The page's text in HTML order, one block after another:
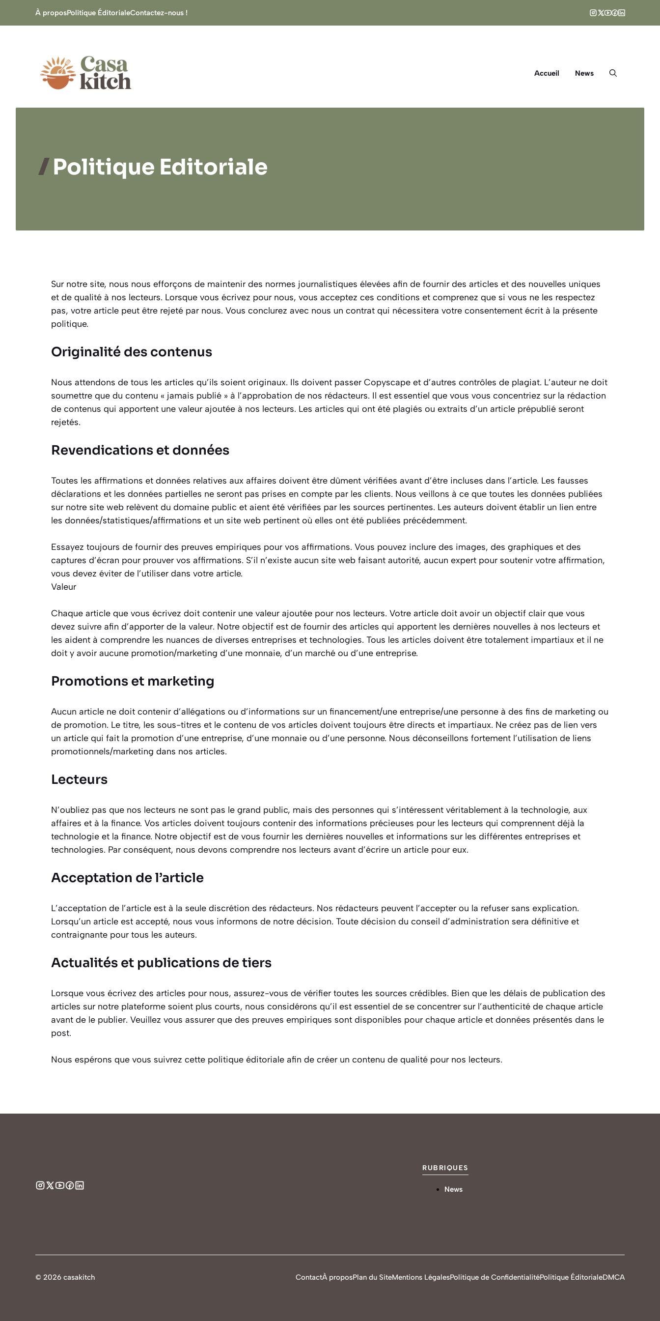
À proposPolitique ÉditorialeContactez-nous !
Accueil News
Politique Editoriale
Sur notre site, nous nous efforçons de maintenir des normes journalistiques élevées afin de fournir des articles et des nouvelles uniques
et de qualité à nos lecteurs. Lorsque vous écrivez pour nous, vous acceptez ces conditions et comprenez que si vous ne les respectez
pas, votre article peut être rejeté par nous. Vous conclurez avec nous un contrat qui nécessitera votre consentement écrit à la présente
politique.
Originalité des contenus
Nous attendons de tous les articles qu’ils soient originaux. Ils doivent passer Copyscape et d’autres contrôles de plagiat. L’auteur ne doit
soumettre que du contenu « jamais publié » à l’approbation de nos rédacteurs. Il est essentiel que vous vous concentriez sur la rédaction
de contenus qui apportent une valeur ajoutée à nos lecteurs. Les articles qui ont été plagiés ou extraits d’un article prépublié seront
rejetés.
Revendications et données
Toutes les affirmations et données relatives aux affaires doivent être dûment vérifiées avant d’être incluses dans l’article. Les fausses
déclarations et les données partielles ne seront pas prises en compte par les clients. Nous veillons à ce que toutes les données publiées
sur notre site web relèvent du domaine public et aient été vérifiées par les sources pertinentes. Les auteurs doivent établir un lien entre
les données/statistiques/affirmations et un site web pertinent où elles ont été publiées précédemment.
Essayez toujours de fournir des preuves empiriques pour vos affirmations. Vous pouvez inclure des images, des graphiques et des
captures d’écran pour prouver vos affirmations. S’il n’existe aucun site web faisant autorité, aucun expert pour soutenir votre affirmation,
vous devez éviter de l’utiliser dans votre article.
Valeur
Chaque article que vous écrivez doit contenir une valeur ajoutée pour nos lecteurs. Votre article doit avoir un objectif clair que vous
devez suivre afin d’apporter de la valeur. Notre objectif est de fournir des articles qui apportent les dernières nouvelles à nos lecteurs et
les aident à comprendre les nuances de diverses entreprises et technologies. Tous les articles doivent être totalement impartiaux et il ne
doit y avoir aucune promotion/marketing d’une monnaie, d’un marché ou d’une entreprise.
Promotions et marketing
Aucun article ne doit contenir d’allégations ou d’informations sur un financement/une entreprise/une personne à des fins de marketing ou
de promotion. Le titre, les sous-titres et le contenu de vos articles doivent toujours être directs et impartiaux. Ne créez pas de lien vers
un article qui fait la promotion d’une entreprise, d’une monnaie ou d’une personne. Nous déconseillons fortement l’utilisation de liens
promotionnels/marketing dans nos articles.
Lecteurs
N’oubliez pas que nos lecteurs ne sont pas le grand public, mais des personnes qui s’intéressent véritablement à la technologie, aux
affaires et à la finance. Vos articles doivent toujours contenir des informations précieuses pour les lecteurs qui comprennent déjà la
technologie et la finance. Notre objectif est de vous fournir les dernières nouvelles et informations sur les différentes entreprises et
technologies. Par conséquent, nous devons comprendre nos lecteurs avant d’écrire un article pour eux.
Acceptation de l’article
L’acceptation de l’article est à la seule discrétion des rédacteurs. Nos rédacteurs peuvent l’accepter ou la refuser sans explication.
Lorsqu’un article est accepté, nous vous informons de notre décision. Toute décision du conseil d’administration sera définitive et
contraignante pour tous les auteurs.
Actualités et publications de tiers
Lorsque vous écrivez des articles pour nous, assurez-vous de vérifier toutes les sources crédibles. Bien que les délais de publication des
articles sur notre plateforme soient plus courts, nous considérons qu’il est essentiel de se concentrer sur l’authenticité de chaque article
avant de le publier. Veuillez vous assurer que des preuves empiriques sont disponibles pour chaque article et données présentés dans le
post.
Nous espérons que vous suivrez cette politique éditoriale afin de créer un contenu de qualité pour nos lecteurs.
RUBRIQUES
News
© 2026 casakitch ContactÀ proposPlan du SiteMentions LégalesPolitique de ConfidentialitéPolitique ÉditorialeDMCA